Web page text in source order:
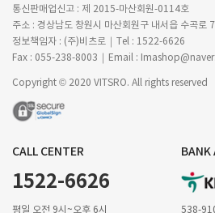
통신판매업신고 : 제 2015-마산회원-0114호
주소 : 경상남도 창원시 마산회원구 내서읍 수곡로
정보책임자 : (주)비츠로
Tel : 1522-6626
Fax : 055-238-8003
Email :
Copyright © 2020 VITSRO. All rights reserved
CALL CENTER
1522-6626
평일 오전 9시~오후 6시
BANK
538-